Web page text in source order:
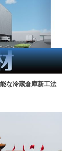
な冷蔵倉庫新工法